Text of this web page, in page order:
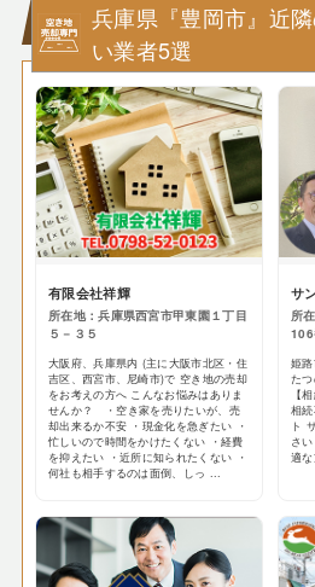
兵庫県『豊岡市』近
い業者5選
有限会社祥輝
所在地：兵庫県西宮市甲東園１丁目
５－３５
大阪府、兵庫県内 (主に大阪市北区・住
吉区、西宮市、尼崎市)で 空き地の売却
をお考えの方へ こんなお悩みはありま
せんか？ ・空き家を売りたいが、売
却出来るか不安 ・現金化を急ぎたい ・
忙しいので時間をかけたくない ・経費
を抑えたい ・近所に知られたくない ・
何社も相手するのは面倒、しっ ...
サ
所
106
姫
た
【
相
ト
さ
適